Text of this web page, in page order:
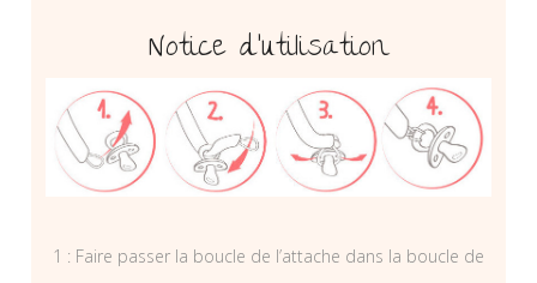
Notice d’utilisation
1 : Faire passer la boucle de l’attache dans la boucle de